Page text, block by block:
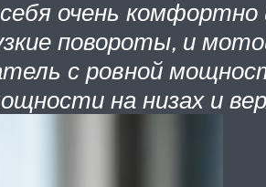
очень комфортно
повороты, и
с ровной
на низах и